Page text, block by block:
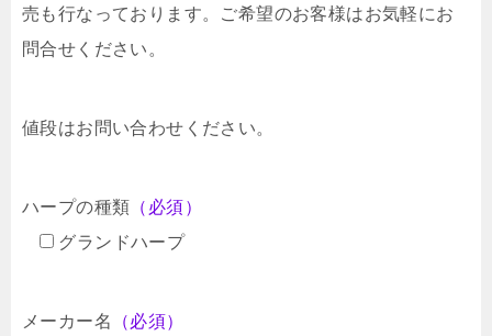
売も行なっております。ご希望のお客様はお気軽にお
問合せください。
値段はお問い合わせください。
ハープの種類 （必須）
グランドハープ
メーカー名
（必須）